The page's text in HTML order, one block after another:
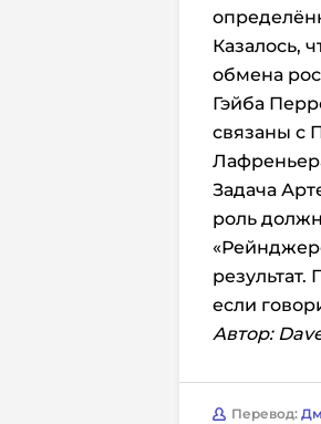
Казалось,
обмена
Гэйба
связаны с
Задача
роль
если
Автор:
Перевод: